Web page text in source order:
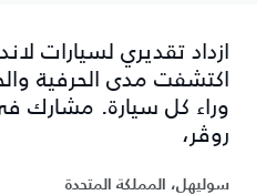
ازداد تقديري لسيارات
اكتشفت مدى الحرفية
وراء كل سيارة. مشارك
روڤر،
سوليهل، المملكة المتحدة